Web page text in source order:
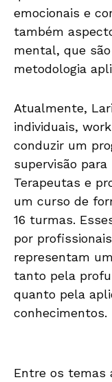
emocionais e
também
mental, que
metodologia
Atualmente,
individuais,
conduzir um
supervisão
Terapeutas e
um curso de
16 turmas.
por
representam
tanto pela
quanto pela
conhecimentos.
Entre os temas